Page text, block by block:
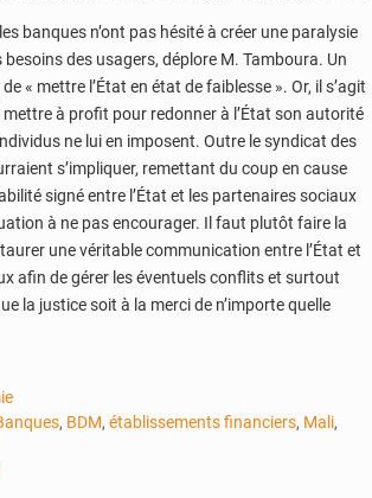
banques n’ont pas hésité à créer une paralysie
des usagers, déplore M. Tamboura. Un
« mettre l’État en état de faiblesse ». Or, il s’agit
mettre à profit pour redonner à l’État son autorité
ne lui en imposent. Outre le syndicat des
s’impliquer, remettant du coup en cause
signé entre l’État et les partenaires sociaux
à ne pas encourager. Il faut plutôt faire la
une véritable communication entre l’État et
afin de gérer les éventuels conflits et surtout
la justice soit à la merci de n’importe quelle
, BDM, établissements financiers, Mali,